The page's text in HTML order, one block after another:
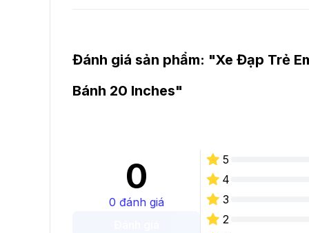
Đánh giá sản phẩm: "Xe Đạp Trẻ
Bánh 20 Inches"
0
0 đánh giá
5
4
3
2